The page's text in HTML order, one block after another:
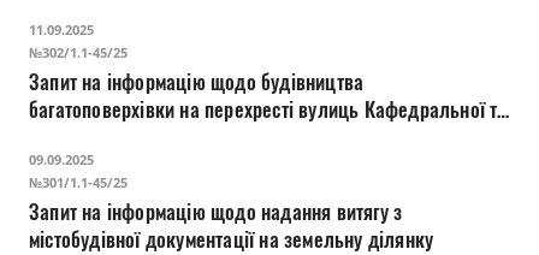
11.09.2025
№302/1.1-45/25
Запит на інформацію щодо будівництва
багатоповерхівки на перехресті вулиць Кафедральної та
09.09.2025
№301/1.1-45/25
Запит на інформацію щодо надання витягу з
містобудівної документації на земельну ділянку